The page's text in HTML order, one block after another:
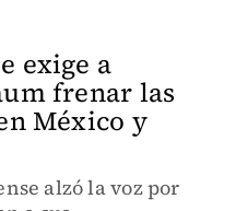
exige a
frenar las
México y
alzó la voz por